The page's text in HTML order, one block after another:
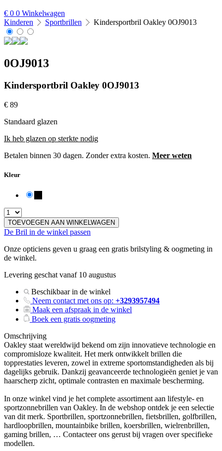
€ 0 0 Winkelwagen
Kinderen
Sportbrillen Kindersportbril Oakley 0OJ9013
0OJ9013
Kindersportbril Oakley 0OJ9013
€ 89
Standaard glazen
Ik heb glazen op sterkte nodig
Betalen binnen 30 dagen. Zonder extra kosten. Meer weten
Kleur
Kleur
TOEVOEGEN AAN WINKELWAGEN
De Bril in de winkel passen
Onze opticiens geven u graag een gratis brilstyling & oogmeting in
de winkel.
Levering geschat vanaf 10 augustus
Beschikbaar in de winkel
Neem contact met ons op:+3293957494
Maak een afspraak in de winkel
Boek een gratis oogmeting
Omschrijving
Oakley staat wereldwijd bekend om zijn innovatieve technologie en
compromisloze kwaliteit. Het merk ontwikkelt brillen die
topprestaties leveren, zowel in extreme sportomstandigheden als bij
dagelijks gebruik. Dankzij geavanceerde technologieën geniet je van
haarscherp zicht, optimale contrasten en maximale bescherming.
In onze winkel vind je het complete assortiment aan lifestyle- en
sportzonnebrillen van Oakley. In de webshop ontdek je een selectie
van dit merk. Sportbrillen, sportzonnebrillen, fietsbrillen, golfbrillen,
hardloopbrillen, mountainbike brillen, koersbrillen, wielrenbrillen,
gaming brillen, … Contacteer ons gerust bij vragen over specifieke
modellen.